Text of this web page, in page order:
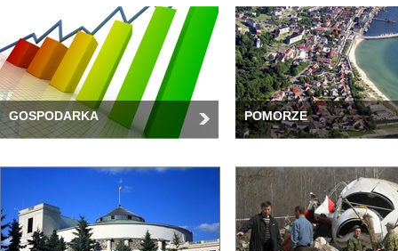
GOSPODARKA POMORZE